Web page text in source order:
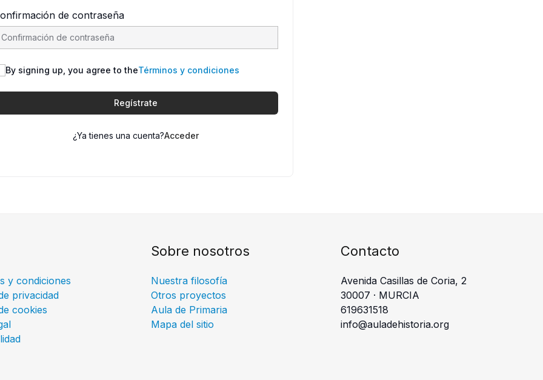
de contraseña
By signing up, you agree to theTérminos y condiciones
Regístrate
¿Ya tienes una cuenta?Acceder
y condiciones
privacidad
cookies
Sobre nosotros
Nuestra filosofía
Otros proyectos
Aula de Primaria
Mapa del sitio
Contacto
Avenida Casillas de Coria, 2
30007 · MURCIA
619631518
info@auladehistoria.org